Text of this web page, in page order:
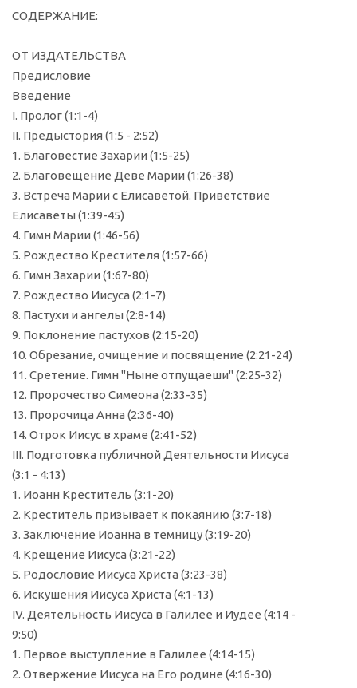
СОДЕРЖАНИЕ:
ОТ ИЗДАТЕЛЬСТВА
Предисловие
Введение
I. Пролог (1:1-4)
II. Предыстория (1:5 - 2:52)
1. Благовестие Захарии (1:5-25)
2. Благовещение Деве Марии (1:26-38)
3. Встреча Марии с Елисаветой. Приветствие
Елисаветы (1:39-45)
4. Гимн Марии (1:46-56)
5. Рождество Крестителя (1:57-66)
6. Гимн Захарии (1:67-80)
7. Рождество Иисуса (2:1-7)
8. Пастухи и ангелы (2:8-14)
9. Поклонение пастухов (2:15-20)
10. Обрезание, очищение и посвящение (2:21-24)
11. Сретение. Гимн "Ныне отпущаеши" (2:25-32)
12. Пророчество Симеона (2:33-35)
13. Пророчица Анна (2:36-40)
14. Отрок Иисус в храме (2:41-52)
III. Подготовка публичной Деятельности Иисуса
(3:1 - 4:13)
1. Иоанн Креститель (3:1-20)
2. Креститель призывает к покаянию (3:7-18)
3. Заключение Иоанна в темницу (3:19-20)
4. Крещение Иисуса (3:21-22)
5. Родословие Иисуса Христа (3:23-38)
6. Искушения Иисуса Христа (4:1-13)
IV. Деятельность Иисуса в Галилее и Иудее (4:14 -
9:50)
1. Первое выступление в Галилее (4:14-15)
2. Отвержение Иисуса на Его родине (4:16-30)